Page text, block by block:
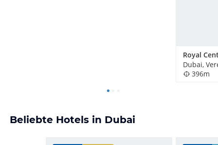
396m
Beliebte Hotels in Dubai